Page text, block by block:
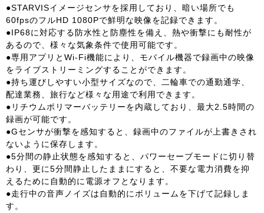
●STARVISイメージセンサを採用しており、暗い場所でも
60fpsのフルHD 1080Pで鮮明な映像を記録できます。
●IP68に対応する防水性と防塵性を備え、熱や衝撃にも耐性が
あるので、様々な気象条件で使用可能です。
●専用アプリとWi-Fi機能により、モバイル機器で録画中の映像
をライブストリーミングすることができます。
●持ち運びしやすい小型サイズなので、二輪車での通勤通学、
配達業務、旅行など様々な用途で利用できます。
●リチウムポリマーバッテリーを内蔵しており、最大2.5時間の
録画が可能です。
●Gセンサが衝撃を感知すると、録画中のファイルが上書きされ
ないように保存します。
●5分間の静止状態を感知すると、パワーセーブモードに切り替
わり、更に5分間静止したままにすると、不要な電力消費を抑
えるために自動的に電源オフとなります。
●走行中の音声ノイズは自動的にボリュームを下げて記録しま
す。